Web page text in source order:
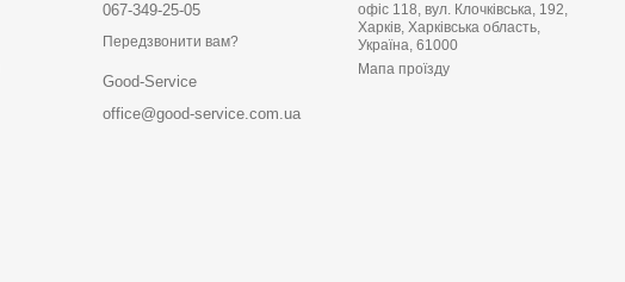
067-349-25-05
Передзвонити вам?
Good-Service
office@good-service.com.ua
офіс 118, вул. Клочківська, 192,
Харків, Харківська область,
Україна, 61000
Мапа проїзду